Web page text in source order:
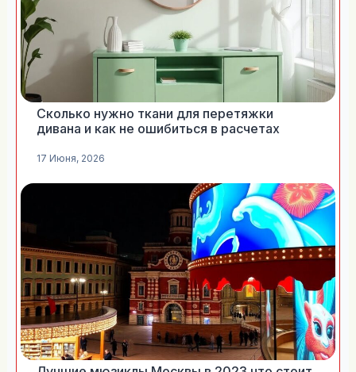
Сколько нужно ткани для перетяжки
дивана и как не ошибиться в расчетах
17 Июня, 2026